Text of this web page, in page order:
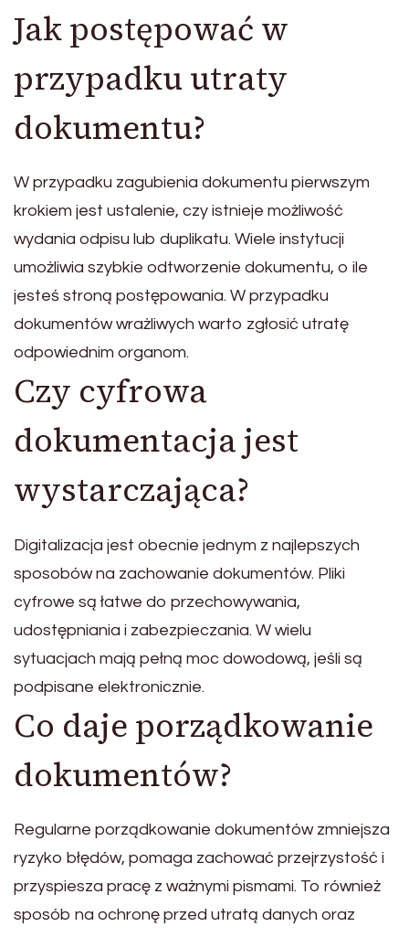
Jak postępować w
przypadku utraty
dokumentu?
W przypadku zagubienia dokumentu pierwszym
krokiem jest ustalenie, czy istnieje możliwość
wydania odpisu lub duplikatu. Wiele instytucji
umożliwia szybkie odtworzenie dokumentu, o ile
jesteś stroną postępowania. W przypadku
dokumentów wrażliwych warto zgłosić utratę
odpowiednim organom.
Czy cyfrowa
dokumentacja jest
wystarczająca?
Digitalizacja jest obecnie jednym z najlepszych
sposobów na zachowanie dokumentów. Pliki
cyfrowe są łatwe do przechowywania,
udostępniania i zabezpieczania. W wielu
sytuacjach mają pełną moc dowodową, jeśli są
podpisane elektronicznie.
Co daje porządkowanie
dokumentów?
Regularne porządkowanie dokumentów zmniejsza
ryzyko błędów, pomaga zachować przejrzystość i
przyspiesza pracę z ważnymi pismami. To również
sposób na ochronę przed utratą danych oraz